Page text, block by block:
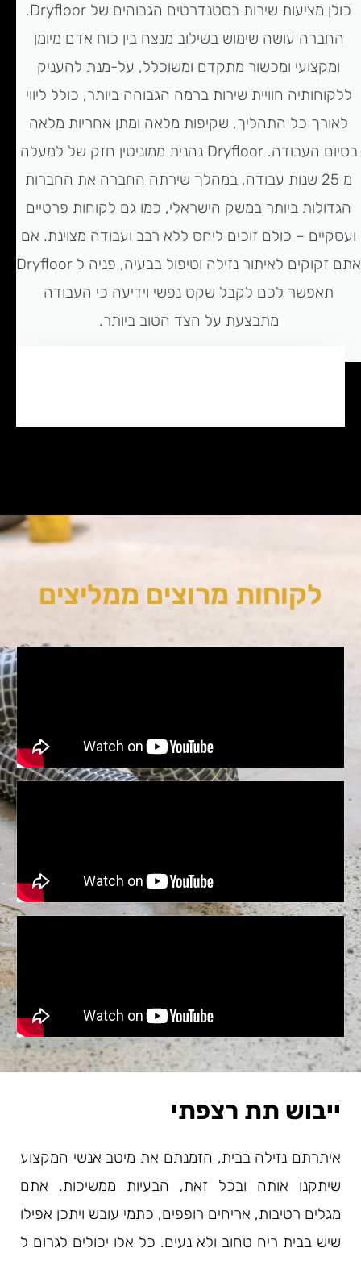
כולן מציעות שירות בסטנדרטים הגבוהים של Dryfloor.
החברה עושה שימוש בשילוב מנצח בין כוח אדם מיומן
ומקצועי ומכשור מתקדם ומשוכלל, על-מנת להעניק
ללקוחותיה חוויית שירות ברמה הגבוהה ביותר, כולל ליווי
לאורך כל התהליך, שקיפות מלאה ומתן אחריות מלאה
בסיום העבודה. Dryfloor נהנית ממוניטין חזק של למעלה
מ 25 שנות עבודה, במהלך שירתה החברה את החברות
הגדולות ביותר במשק הישראלי, כמו גם לקוחות פרטיים
ועסקיים – כולם זוכים ליחס ללא רבב ועבודה מצוינת. אם
אתם זקוקים לאיתור נזילה וטיפול בבעיה, פניה ל Dryfloor
תאפשר לכם לקבל שקט נפשי וידיעה כי העבודה
מתבצעת על הצד הטוב ביותר.
לקוחות מרוצים ממליצים
ייבוש תת רצפתי
איתרתם נזילה בבית, הזמנתם את מיטב אנשי המקצוע
שיתקנו אותה ובכל זאת, הבעיות ממשיכות. אתם
מגלים רטיבות, אריחים רופפים, כתמי עובש ויתכן אפילו
שיש בבית ריח טחוב ולא נעים. כל אלו יכולים לגרום ל